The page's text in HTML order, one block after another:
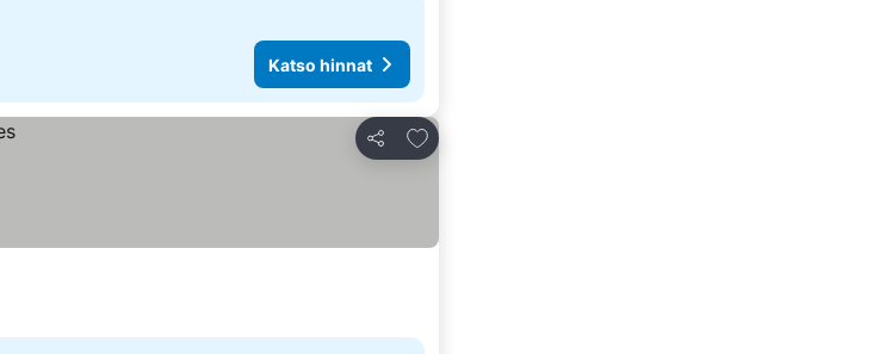
Katso hinnat
Jaa
Lisää suosikkeihin